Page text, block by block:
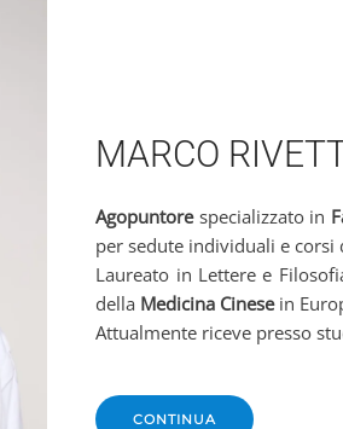
MARCO
Agopuntorespecializzato in
per sedute individuali e corsi
Laureato in Lettere e
della Medicina Cinesein
Attualmente riceve presso
CONTINUA